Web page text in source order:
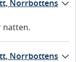
Norrbottens
natten.
Norrbottens